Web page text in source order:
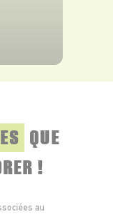
QUE
!
au